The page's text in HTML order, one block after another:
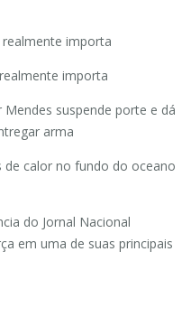
realmente importa
importa
Mendes suspende porte e dá
arma
de calor no fundo do oceano
do Jornal Nacional
em uma de suas principais